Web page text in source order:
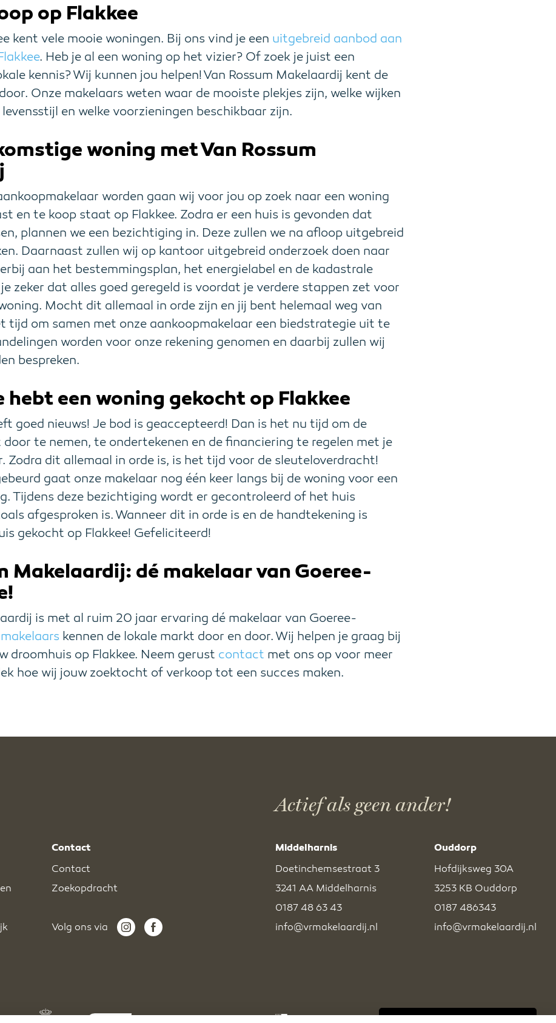
op Flakkee
kent vele mooie woningen. Bij ons vind je een uitgebreid aanbod aan
. Heb je al een woning op het vizier? Of zoek je juist een
kennis? Wij kunnen jou helpen! Van Rossum Makelaardij kent de
Onze makelaars weten waar de mooiste plekjes zijn, welke wijken
en welke voorzieningen beschikbaar zijn.
woning met Van Rossum
worden gaan wij voor jou op zoek naar een woning
en te koop staat op Flakkee. Zodra er een huis is gevonden dat
plannen we een bezichtiging in. Deze zullen we na afloop uitgebreid
Daarnaast zullen wij op kantoor uitgebreid onderzoek doen naar
aan het bestemmingsplan, het energielabel en de kadastrale
zeker dat alles goed geregeld is voordat je verdere stappen zet voor
Mocht dit allemaal in orde zijn en jij bent helemaal weg van
tijd om samen met onze aankoopmakelaar een biedstrategie uit te
worden voor onze rekening genomen en daarbij zullen wij
bespreken.
hebt een woning gekocht op Flakkee
goed nieuws! Je bod is geaccepteerd! Dan is het nu tijd om de
door te nemen, te ondertekenen en de financiering te regelen met je
Zodra dit allemaal in orde is, is het tijd voor de sleuteloverdracht!
gaat onze makelaar nog één keer langs bij de woning voor een
Tijdens deze bezichtiging wordt er gecontroleerd of het huis
afgesproken is. Wanneer dit in orde is en de handtekening is
gekocht op Flakkee! Gefeliciteerd!
Makelaardij: dé makelaar van Goeree-
is met al ruim 20 jaar ervaring dé makelaar van Goeree-
kennen de lokale markt door en door. Wij helpen je graag bij
droomhuis op Flakkee. Neem gerust contact met ons op voor meer
hoe wij jouw zoektocht of verkoop tot een succes maken.
Contact
Contact
Zoekopdracht
Volg ons via
Actief als geen ander!
Middelharnis
Doetinchemsestraat 3
3241 AA Middelharnis
0187 48 63 43
info@vrmakelaardij.nl
Ouddorp
Hofdijksweg 30A
3253 KB Ouddorp
0187 486343
info@vrmakelaardij.nl